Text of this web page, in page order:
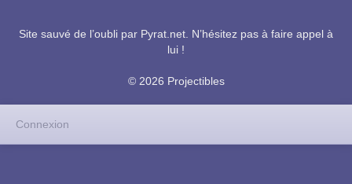
Site sauvé de l’oubli par Pyrat.net . N’hésitez pas à faire appel à
lui !
© 2026 Projectibles
Connexion